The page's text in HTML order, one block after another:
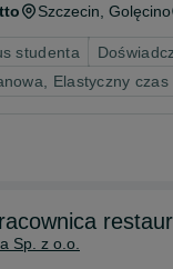
Szczecin, Golęcino
studenta
Elastyczny
Sp. z o.o.